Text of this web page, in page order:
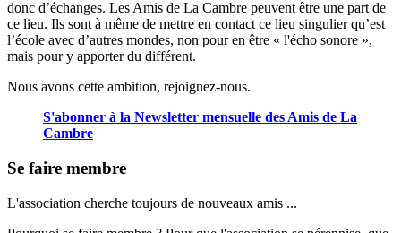
donc d’échanges. Les Amis de La Cambre peuvent être une part de
ce lieu. Ils sont à même de mettre en contact ce lieu singulier qu’est
l’école avec d’autres mondes, non pour en être « l'écho sonore »,
mais pour y apporter du différent.
Nous avons cette ambition, rejoignez-nous.
S'abonner à la Newsletter mensuelle des Amis de La
Cambre
Se faire membre
L'association cherche toujours de nouveaux amis ...